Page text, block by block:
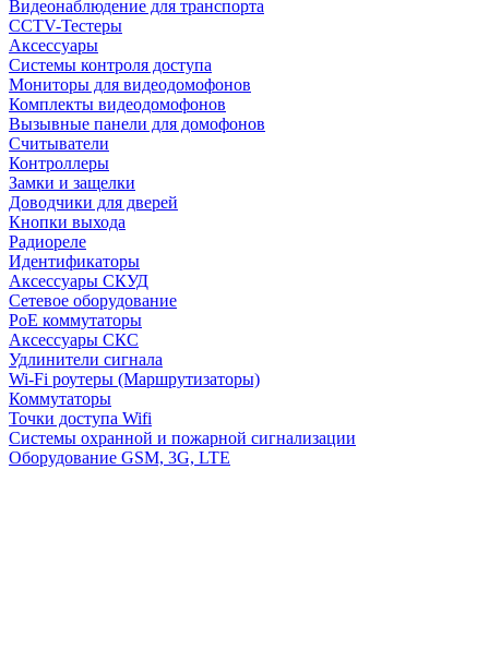
Видеонаблюдение для транспорта
CCTV-Тестеры
Аксессуары
Системы контроля доступа
Мониторы для видеодомофонов
Комплекты видеодомофонов
Вызывные панели для домофонов
Считыватели
Контроллеры
Замки и защелки
Доводчики для дверей
Кнопки выхода
Радиореле
Идентификаторы
Аксессуары СКУД
Сетевое оборудование
PoE коммутаторы
Аксессуары СКС
Удлинители сигнала
Wi-Fi роутеры (Маршрутизаторы)
Коммутаторы
Точки доступа Wifi
Системы охранной и пожарной сигнализации
Оборудование GSM, 3G, LTE